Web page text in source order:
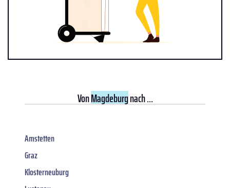
VonMagdeburgnach ...
Amstetten
Graz
Klosterneuburg